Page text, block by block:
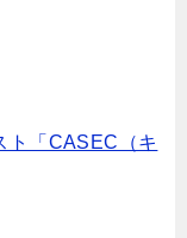
ト「CASEC（キ